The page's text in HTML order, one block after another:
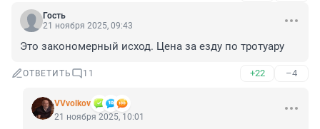
Гость
21 ноября 2025, 09:43
Это закономерный исход. Цена за езду по тротуару
ОТВЕТИТЬ 11 +22 –4
VVvolkov
21 ноября 2025, 10:01